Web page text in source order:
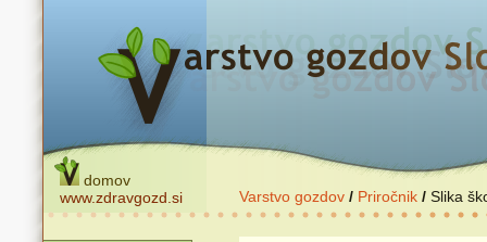
domov
www.zdravgozd.si
Varstvo gozdov / Priročnik / Slika